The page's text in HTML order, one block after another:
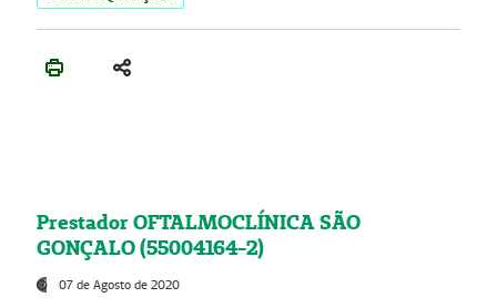
Prestador OFTALMOCLÍNICA SÃO
GONÇALO (55004164-2)
07 de Agosto de 2020